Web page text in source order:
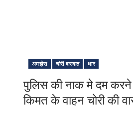
अमझेरा चोरी वारदात धार
पुलिस की नाक मे दम करने
किमत के वाहन चोरी की